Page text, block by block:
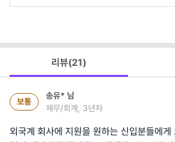
리뷰(21)
보통
송유* 님
재무/회계, 3년차
외국계 회사에 지원을 원하는 신입분들에게